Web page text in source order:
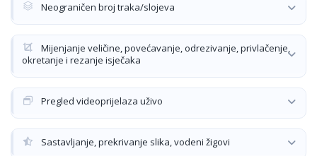
Neograničen broj traka/slojeva
Mijenjanje veličine, povećavanje, odrezivanje, privlačenje,
okretanje i rezanje isječaka
Pregled videoprijelaza uživo
Sastavljanje, prekrivanje slika, vodeni žigovi